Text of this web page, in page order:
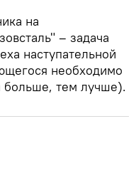
на
– задача
наступательной
необходимо
больше, тем лучше).